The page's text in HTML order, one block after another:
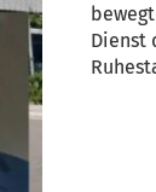
Dienst